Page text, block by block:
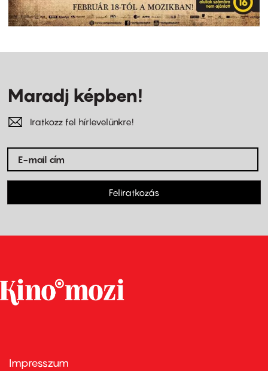
Maradj képben!
Iratkozz fel hírlevelünkre!
Feliratkozás
Footer
Impresszum